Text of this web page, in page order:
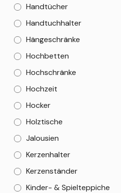
Handtücher
Handtuchhalter
Hängeschränke
Hochbetten
Hochschränke
Hochzeit
Hocker
Holztische
Jalousien
Kerzenhalter
Kerzenständer
Kinder- & Spielteppiche